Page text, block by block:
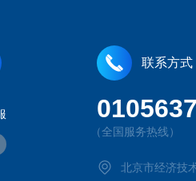
联系方式
（全国服务热线）
北京市经济技